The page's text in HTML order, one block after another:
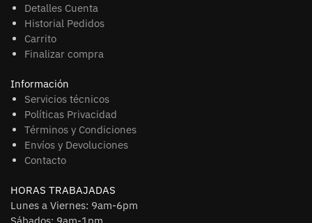
Detalles Cuenta
Historial Pedidos
Carrito
Finalizar compra
Información
Servicios técnicos
Políticas Privacidad
Términos y Condiciones
Envíos y Devoluciones
Contacto
HORAS TRABAJADAS
Lunes a Viernes: 9am-6pm